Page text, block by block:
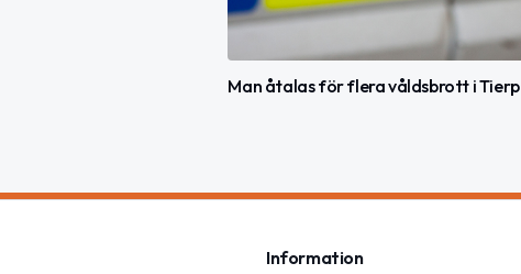
Man åtalas för flera våldsbrott i Tierp
Information